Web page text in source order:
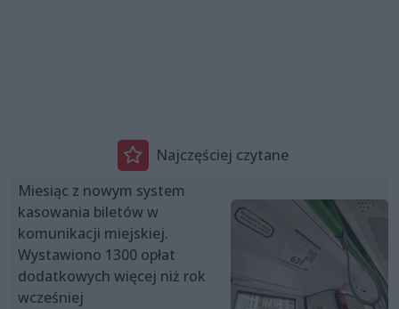
Najczęściej czytane
Miesiąc z nowym system
kasowania biletów w
komunikacji miejskiej.
Wystawiono 1300 opłat
dodatkowych więcej niż rok
wcześniej